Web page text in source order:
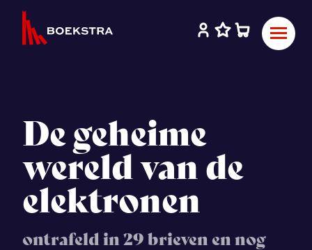
De geheime
wereld van de
elektronen
ontrafeld in 29 brieven en nog